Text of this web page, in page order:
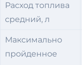
Расход топлива
средний, л
Максимально
пройденное